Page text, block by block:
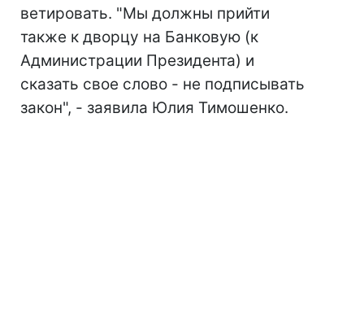
ветировать. "Мы должны прийти
также к дворцу на Банковую (к
Администрации Президента) и
сказать свое слово - не подписывать
закон", - заявила Юлия Тимошенко.